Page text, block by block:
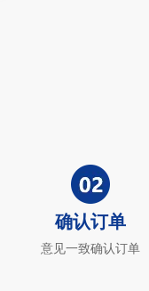
确认订单
意见一致确认订单